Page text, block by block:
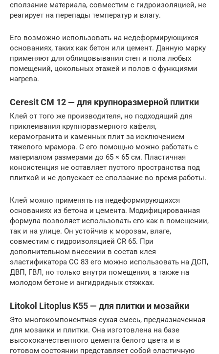
сползание материала, совместим с гидроизоляцией, не
реагирует на перепады температур и влагу.
Его возможно использовать на недеформирующихся
основаниях, таких как бетон или цемент. Данную марку
применяют для облицовывания стен и пола любых
помещений, цокольных этажей и полов с функциями
нагрева.
Ceresit CM 12 — для крупноразмерной плитки
Клей от того же производителя, но подходящий для
приклеивания крупноразмерного кафеля,
керамогранита и каменных плит за исключением
тяжелого мрамора. С его помощью можно работать с
материалом размерами до 65 × 65 см. Пластичная
консистенция не оставляет пустого пространства под
плиткой и не допускает ее сползание во время работы.
Клей можно применять на недеформирующихся
основаниях из бетона и цемента. Модифицированная
формула позволяет использовать его как в помещении,
так и на улице. Он устойчив к морозам, влаге,
совместим с гидроизоляцией CR 65. При
дополнительном внесении в состав клея
эластификатора СС 83 его можно использовать на ДСП,
ДВП, ГВЛ, но только внутри помещения, а также на
молодом бетоне и ангидридных стяжках.
Litokol Litoplus K55 — для плитки и мозайки
Это многокомпонентная сухая смесь, предназначенная
для мозаики и плитки. Она изготовлена на базе
высококачественного цемента белого цвета и в
готовом состоянии представляет собой эластичную